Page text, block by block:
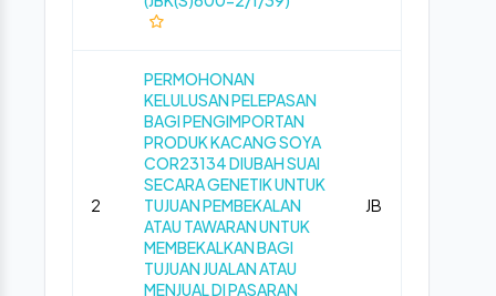
2
PERMOHONAN
KELULUSAN PELEPASAN
BAGI PENGIMPORTAN
PRODUK KACANG SOYA
COR23134 DIUBAH SUAI
SECARA GENETIK UNTUK
TUJUAN PEMBEKALAN
ATAU TAWARAN UNTUK
MEMBEKALKAN BAGI
TUJUAN JUALAN ATAU
MENJUAL DI PASARAN
JB